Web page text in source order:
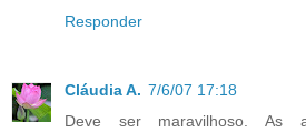
Responder
Cláudia A. 7/6/07 17:18
Deve ser maravilhoso. As